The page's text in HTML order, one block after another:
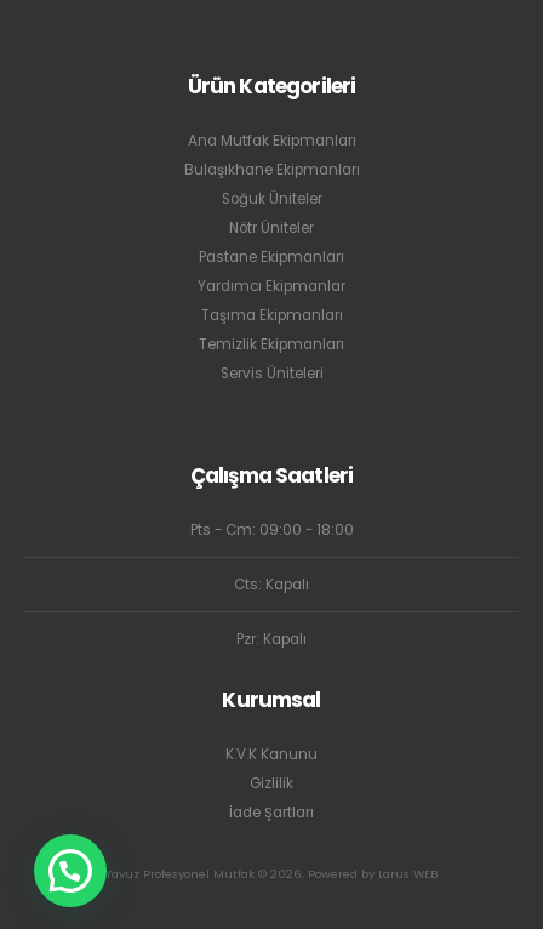
Ürün Kategorileri
Ana Mutfak Ekipmanları
Bulaşıkhane Ekipmanları
Soğuk Üniteler
Nötr Üniteler
Pastane Ekipmanları
Yardımcı Ekipmanlar
Taşıma Ekipmanları
Temizlik Ekipmanları
Servis Üniteleri
Çalışma Saatleri
Pts - Cm: 09:00 - 18:00
Cts: Kapalı
Pzr: Kapalı
Kurumsal
K.V.K Kanunu
Gizlilik
İade Şartları
Yavuz Profesyonel Mutfak © 2026. Powered by Larus WEB